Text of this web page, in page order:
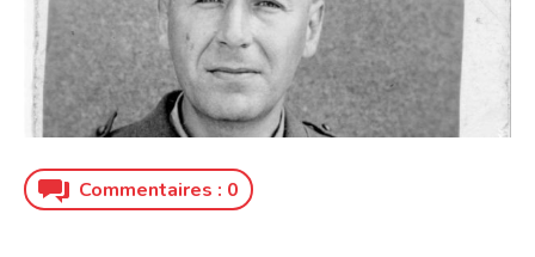
Commentaires : 0